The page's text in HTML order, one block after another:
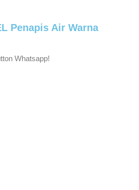
Penapis Air Warna
Whatsapp!